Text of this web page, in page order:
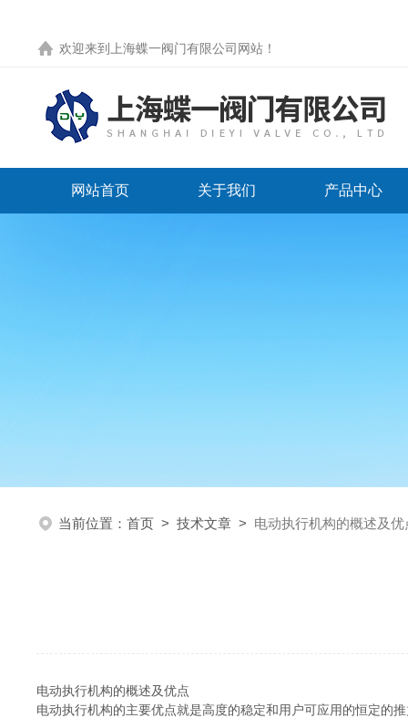
欢迎来到 上海蝶一阀门有限公司网站 ！
网站首页 关于我们 产品中心
当前位置： 首页 > 技术文章 > 电动执行机构的概述及优
电动执行机构的概述及优点
电动执行机构的主要优点就是高度的稳定和用户可应用的恒定的